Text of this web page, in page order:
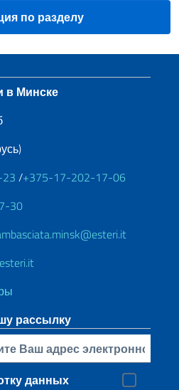
по разделу
в Минске
/+375-17-202-17-06
30
рассылку
данных